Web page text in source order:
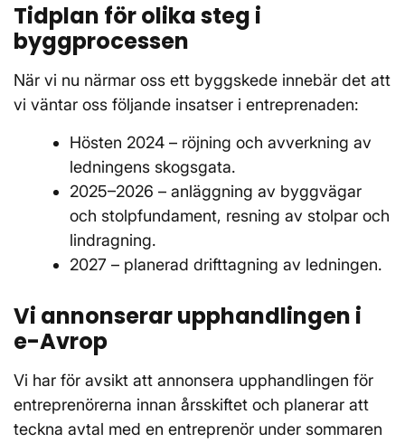
Tidplan för olika steg i
byggprocessen
När vi nu närmar oss ett byggskede innebär det att
vi väntar oss följande insatser i entreprenaden:
Hösten 2024 – röjning och avverkning av
ledningens skogsgata.
2025–2026 – anläggning av byggvägar
och stolpfundament, resning av stolpar och
lindragning.
2027 – planerad drifttagning av ledningen.
Vi annonserar upphandlingen i
e-Avrop
Vi har för avsikt att annonsera upphandlingen för
entreprenörerna innan årsskiftet och planerar att
teckna avtal med en entreprenör under sommaren